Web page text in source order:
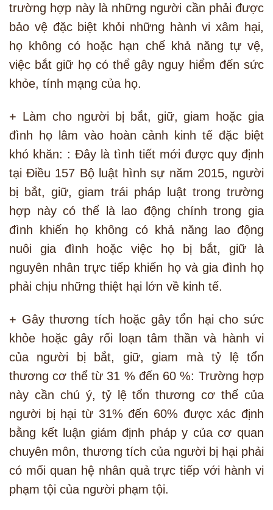
trường hợp này là những người cần phải được
bảo vệ đặc biệt khỏi những hành vi xâm hại,
họ không có hoặc hạn chế khả năng tự vệ,
việc bắt giữ họ có thể gây nguy hiểm đến sức
khỏe, tính mạng của họ.
+ Làm cho người bị bắt, giữ, giam hoặc gia
đình họ lâm vào hoàn cảnh kinh tế đặc biệt
khó khăn: : Đây là tình tiết mới được quy định
tại Điều 157 Bộ luật hình sự năm 2015, người
bị bắt, giữ, giam trái pháp luật trong trường
hợp này có thể là lao động chính trong gia
đình khiến họ không có khả năng lao động
nuôi gia đình hoặc việc họ bị bắt, giữ là
nguyên nhân trực tiếp khiến họ và gia đình họ
phải chịu những thiệt hại lớn về kinh tế.
+ Gây thương tích hoặc gây tổn hại cho sức
khỏe hoặc gây rối loạn tâm thần và hành vi
của người bị bắt, giữ, giam mà tỷ lệ tổn
thương cơ thể từ 31 % đến 60 %: Trường hợp
này cần chú ý, tỷ lệ tổn thương cơ thể của
người bị hại từ 31% đến 60% được xác định
bằng kết luận giám định pháp y của cơ quan
chuyên môn, thương tích của người bị hại phải
có mối quan hệ nhân quả trực tiếp với hành vi
phạm tội của người phạm tội.